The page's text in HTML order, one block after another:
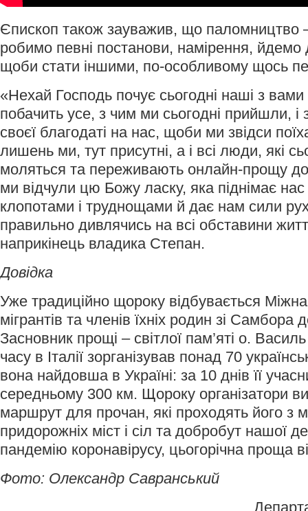
Єпископ також зауважив, що паломництво
робимо певні постанови, намірення, йдемо
щоби стати іншими, по-особливому щось
«Нехай Господь почує сьогодні наші з
побачить усе, з чим ми сьогодні прийшли, і
своєї благодаті на нас, щоби ми звідси
лишень ми, тут присутні, а і всі люди, які
моляться та переживають онлайн-прощу
ми відчули цю Божу ласку, яка піднімає
клопотами і труднощами й дає нам сили
правильно дивлячись на всі обставини
наприкінець владика Степан.
Довідка
Уже традиційно щороку відбувається
мігрантів та членів їхніх родин зі Самбора
Засновник прощі – світлої пам’яті о.
часу в Італії зорганізував понад 70
вона найдовша в Україні: за 10 днів її
середньому 300 км. Щороку організатори
маршрут для прочан, які проходять його з
придорожніх міст і сіл та добробут нашої
пандемію коронавірусу, цьогорічна проща
Фото: Олександр Савранський